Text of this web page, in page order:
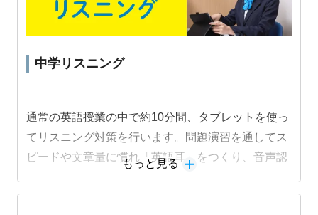
中学リスニング
通常の英語授業の中で約10分間、タブレットを使っ
てリスニング対策を行います。問題演習を通してス
ピードや文章量に慣れ「英語耳」をつくり、音声認
つけます。
もっと見る